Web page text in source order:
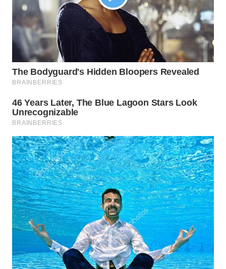
WN
SOLO
WN
BOROBUDUR
MADURA
WN
SURABAYA
WN
NATUNA
WN
BINTAN
WN
MANDALIKA